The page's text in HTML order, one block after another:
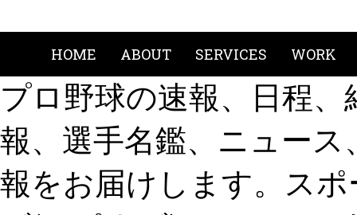
HOME ABOUT SERVICES WORK
プロ野球の速報、日程
報、選手名鑑、ニュー
報をお届けします。ス